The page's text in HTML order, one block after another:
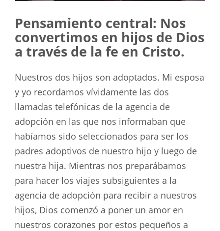
Pensamiento central: Nos
convertimos en hijos de Dios
a través de la fe en Cristo.
Nuestros dos hijos son adoptados. Mi esposa
y yo recordamos vívidamente las dos
llamadas telefónicas de la agencia de
adopción en las que nos informaban que
habíamos sido seleccionados para ser los
padres adoptivos de nuestro hijo y luego de
nuestra hija. Mientras nos preparábamos
para hacer los viajes subsiguientes a la
agencia de adopción para recibir a nuestros
hijos, Dios comenzó a poner un amor en
nuestros corazones por estos pequeños a